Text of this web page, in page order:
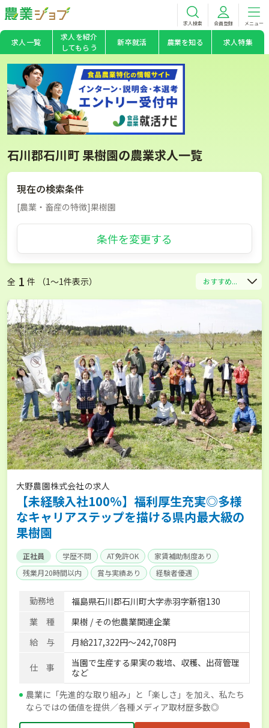
求人検索 会員登録 メニュー
求人一覧
求人を紹介
してもらう
新卒就活 農業を知る 求人特集
石川郡石川町 果樹園の農業求人一覧
現在の検索条件
[農業・畜産の特徴]果樹園
条件を変更する
全 1 件 （1〜1件表示） おすすめ...
大野農園株式会社の求人
【未経験入社100％】福利厚生充実◎多様
なキャリアステップを描ける県内最大級の
果樹園
正社員 学歴不問 AT免許OK
家賃補助制度あり
残業月20時間以内
賞与実績あり
経験者優遇
社会保険完備
単身寮あり
勤務地
福島県石川郡石川町大字赤羽字新宿130
業 種
果樹 / その他農業関連企業
給 与
月給217,322円～242,708円
仕 事
当園で生産する果実の栽培、収穫、出荷管理
など
農業に「先進的な取り組み」と「楽しさ」を加え、私たち
ならではの価値を提供／各種メディア取材歴多数◎